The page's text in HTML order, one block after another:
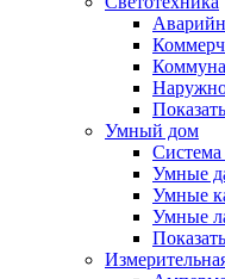
Умный дом
Умные
Умные
Умные